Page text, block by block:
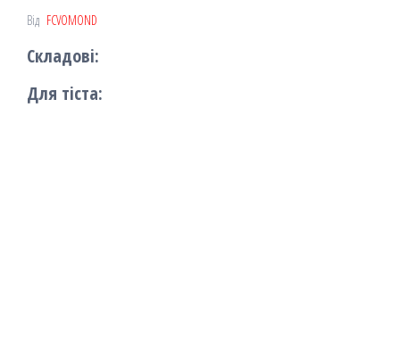
Від FCVOMOND
Складові:
Для тіста: